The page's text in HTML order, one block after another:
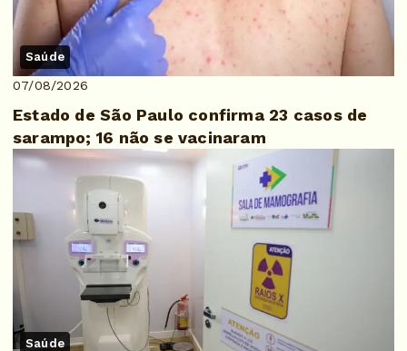
Saúde
07/08/2026
Estado de São Paulo confirma 23 casos de
sarampo; 16 não se vacinaram
Saúde